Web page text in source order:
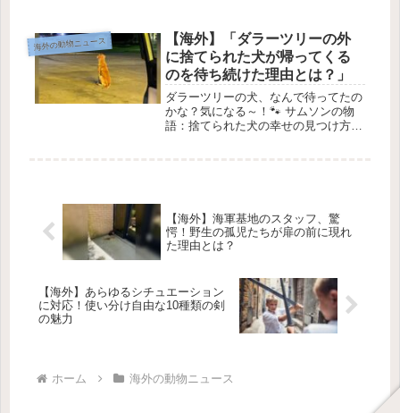
のお話を紹介するよ！🌟オシトは、普
通の犬とはちょっと違う生活をして
い...
海外の動物ニュース
【海外】「ダラーツリーの外
に捨てられた犬が帰ってくる
のを待ち続けた理由とは？」
ダラーツリーの犬、なんで待ってたの
かな？気になる～！🐾 サムソンの物
語：捨てられた犬の幸せの見つけ方
【海外】海軍基地のスタッフ、驚
愕！野生の孤児たちが扉の前に現れ
た理由とは？
【海外】あらゆるシチュエーション
に対応！使い分け自由な10種類の剣
の魅力
ホーム 海外の動物ニュース